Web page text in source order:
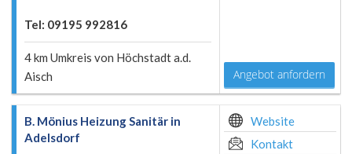
Tel: 09195 992816
4 km Umkreis von Höchstadt a.d.
Aisch
Angebot anfordern
B. Mönius Heizung Sanitär in
Adelsdorf
Website
Kontakt